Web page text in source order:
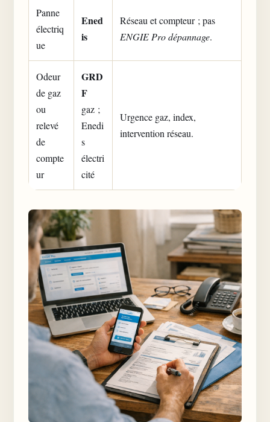
Panne
électriq
ue
Ened
is
Réseau et compteur ; pas
ENGIE Pro dépannage.
Odeur
de gaz
ou
relevé
de
compte
ur
GRD
F
gaz ;
Enedi
s
électri
cité
Urgence gaz, index,
intervention réseau.